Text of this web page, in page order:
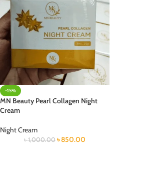
-15%
MN Beauty Pearl Collagen Night
Cream
Night Cream
৳1,000.00 ৳850.00